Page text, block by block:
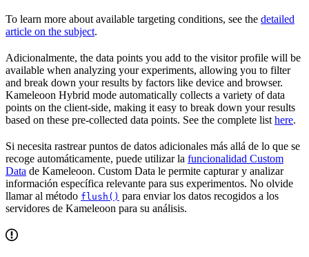
To learn more about available targeting conditions, see the detailed
article on the subject.
Adicionalmente, the data points you add to the visitor profile will be
available when analyzing your experiments, allowing you to filter
and break down your results by factors like device and browser.
Kameleoon Hybrid mode automatically collects a variety of data
points on the client-side, making it easy to break down your results
based on these pre-collected data points. See the complete listhere.
Si necesita rastrear puntos de datos adicionales más allá de lo que se
recoge automáticamente, puede utilizar la funcionalidad Custom
Data de Kameleoon. Custom Data le permite capturar y analizar
información específica relevante para sus experimentos. No olvide
llamar al método flush() para enviar los datos recogidos a los
servidores de Kameleoon para su análisis.